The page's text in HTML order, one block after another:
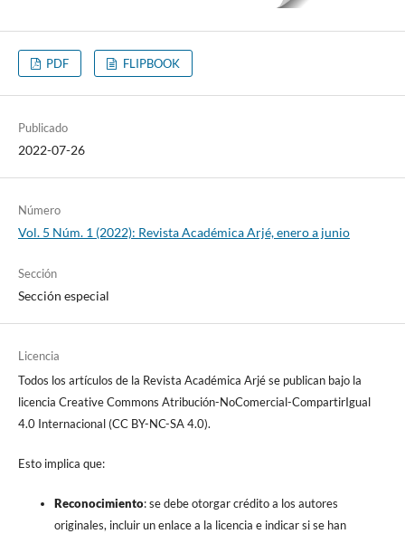
PDF FLIPBOOK
Publicado
2022-07-26
Número
Vol. 5 Núm. 1 (2022): Revista Académica Arjé, enero a junio
Sección
Sección especial
Licencia
Todos los artículos de la Revista Académica Arjé se publican bajo la
licencia Creative Commons Atribución-NoComercial-CompartirIgual
4.0 Internacional (CC BY-NC-SA 4.0).
Esto implica que:
Reconocimiento: se debe otorgar crédito a los autores
originales, incluir un enlace a la licencia e indicar si se han